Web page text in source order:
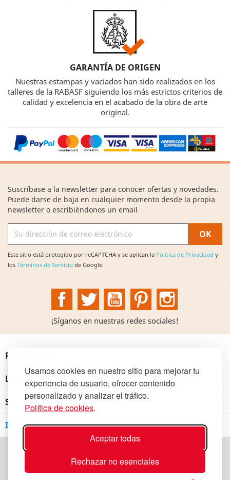
Usamos cookies en nuestro sitio para mejorar tu
experiencia de usuario, ofrecer contenido
personalizado y analizar el tráfico.
Política de cookies.
Aceptar todas
Rechazar no esenciales
GARANTÍA DE ORIGEN
Nuestras estampas y vaciados han sido realizados en los
talleres de la RABASF siguiendo los más estrictos criterios de
calidad y excelencia en el acabado de la obra de arte
original.
Suscríbase a la newsletter para conocer ofertas y novedades.
Puede darse de baja en cualquier momento desde la propia
newsletter o escribiéndonos un email
Este sitio está protegido por reCAPTCHA y se aplican la Política de Privacidad y
los Términos de Servicio de Google.
FacebookTwitter YouTubePinterest
¡Síganos en nuestras redes sociales!
PRODUCTOS 
LA INSTITUCIÓN 
SU CUENTA 
INFORMACIÓN DE LA TIENDA